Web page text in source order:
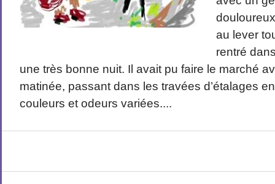
au lever
rentré
une très bonne nuit. Il avait pu faire le marché
matinée, passant dans les travées d’étalages
couleurs et odeurs variées....